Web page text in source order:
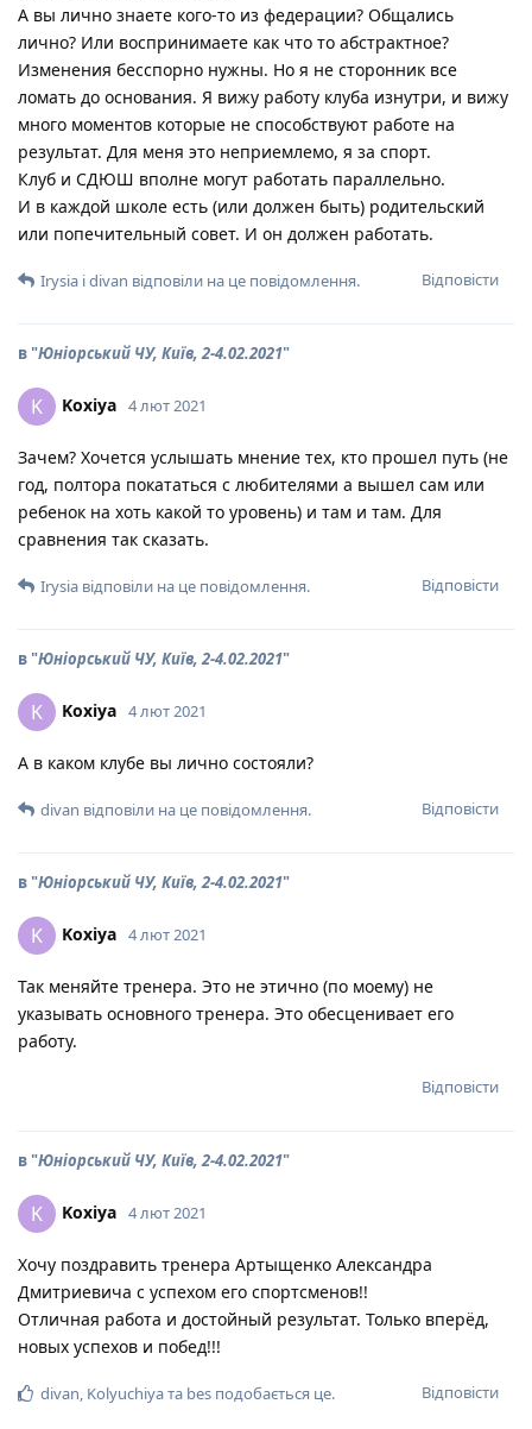
А вы лично знаете кого-то из федерации? Общались
лично? Или воспринимаете как что то абстрактное?
Изменения бесспорно нужны. Но я не сторонник все
ломать до основания. Я вижу работу клуба изнутри, и вижу
много моментов которые не способствуют работе на
результат. Для меня это неприемлемо, я за спорт.
Клуб и СДЮШ вполне могут работать параллельно.
И в каждой школе есть (или должен быть) родительский
или попечительный совет. И он должен работать.
Відповісти
Irysia іdivan відповіли на це повідомлення.
в "Юніорський ЧУ, Київ, 2-4.02.2021"
K Koxiya 4 лют 2021
Зачем? Хочется услышать мнение тех, кто прошел путь (не
год, полтора покататься с любителями а вышел сам или
ребенок на хоть какой то уровень) и там и там. Для
сравнения так сказать.
Відповісти
Irysia відповіли на це повідомлення.
в "Юніорський ЧУ, Київ, 2-4.02.2021"
K Koxiya 4 лют 2021
А в каком клубе вы лично состояли?
Відповісти
divan відповіли на це повідомлення.
в "Юніорський ЧУ, Київ, 2-4.02.2021"
K Koxiya 4 лют 2021
Так меняйте тренера. Это не этично (по моему) не
указывать основного тренера. Это обесценивает его
работу.
Відповісти
в "Юніорський ЧУ, Київ, 2-4.02.2021"
K Koxiya 4 лют 2021
Хочу поздравить тренера Артыщенко Александра
Дмитриевича с успехом его спортсменов!!
Отличная работа и достойный результат. Только вперёд,
новых успехов и побед!!!
Відповісти
divan, Kolyuchiyaта bes подобається це.